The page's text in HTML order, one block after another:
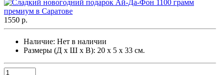
1550 р.
Наличие: Нет в наличии
Размеры (Д х Ш х В): 20 х 5 х 33 см.